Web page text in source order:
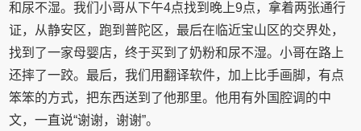
和尿不湿。我们小哥从下午4点找到晚上9点，拿着两张通行
证，从静安区，跑到普陀区，最后在临近宝山区的交界处，
找到了一家母婴店，终于买到了奶粉和尿不湿。小哥在路上
还摔了一跤。最后，我们用翻译软件，加上比手画脚，有点
笨笨的方式，把东西送到了他那里。他用有外国腔调的中
文，一直说“谢谢，谢谢”。